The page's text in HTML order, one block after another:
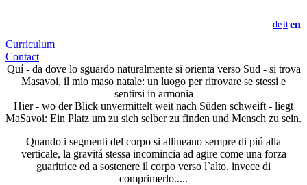
deiten
Curriculum
Contact
Quí - da dove lo sguardo naturalmente si orienta verso Sud - si trova
Masavoi, il mio maso natale: un luogo per ritrovare se stessi e
sentirsi in armonia
Hier - wo der Blick unvermittelt weit nach Süden schweift - liegt
MaSavoi: Ein Platz um zu sich selber zu finden und Mensch zu sein.
Quando i segmenti del corpo si allineano sempre di piú alla
verticale, la gravitá stessa incomincia ad agire come una forza
guaritrice ed a sostenere il corpo verso l`alto, invece di
comprimerlo.....